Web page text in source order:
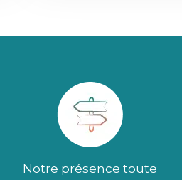
Notre présence toute